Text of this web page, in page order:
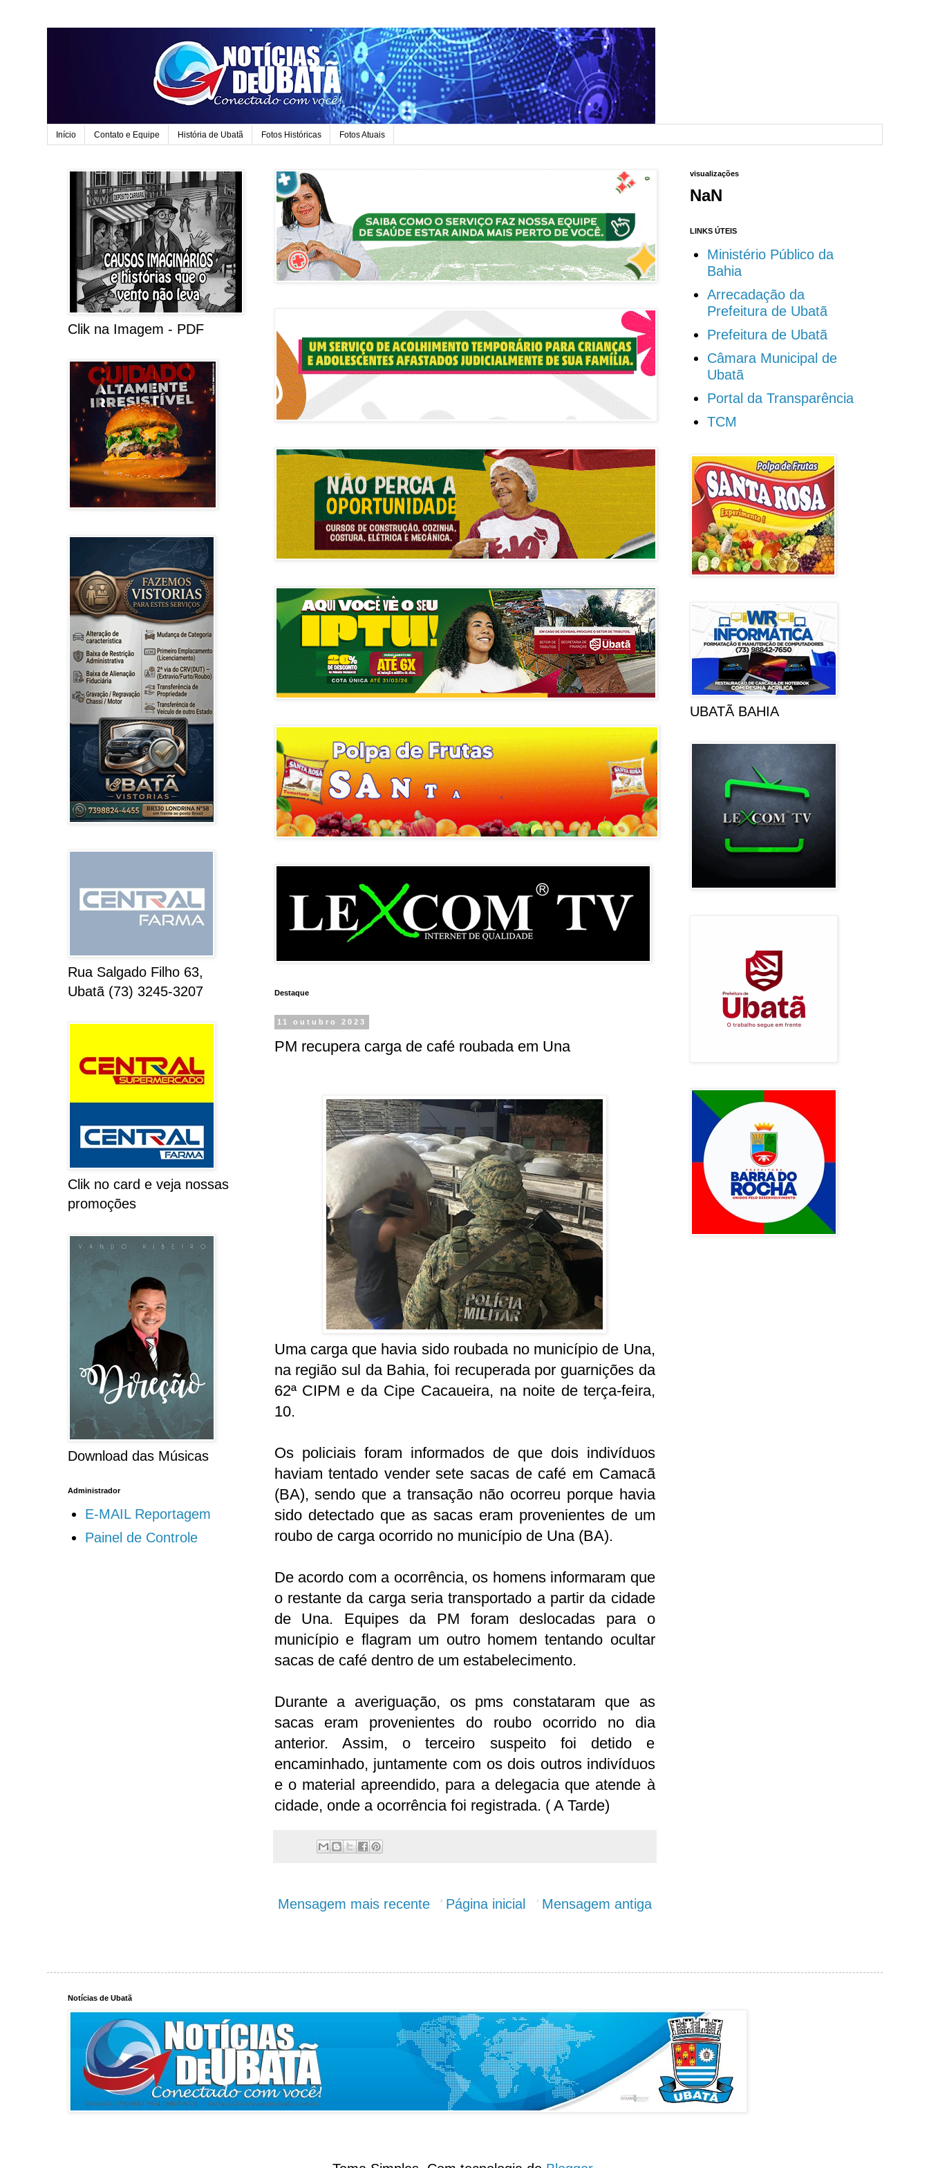
Início Contato e Equipe História de Ubatã Fotos Históricas Fotos Atuais
Destaque
11 outubro 2023
PM recupera carga de café roubada em Una
Uma carga que havia sido roubada no município de Una,
na região sul da Bahia, foi recuperada por guarnições da
62ª CIPM e da Cipe Cacaueira, na noite de terça-feira,
10.
Os policiais foram informados de que dois indivíduos
haviam tentado vender sete sacas de café em Camacã
(BA), sendo que a transação não ocorreu porque havia
sido detectado que as sacas eram provenientes de um
roubo de carga ocorrido no município de Una (BA).
De acordo com a ocorrência, os homens informaram que
o restante da carga seria transportado a partir da cidade
de Una. Equipes da PM foram deslocadas para o
município e flagram um outro homem tentando ocultar
sacas de café dentro de um estabelecimento.
Durante a averiguação, os pms constataram que as
sacas eram provenientes do roubo ocorrido no dia
anterior. Assim, o terceiro suspeito foi detido e
encaminhado, juntamente com os dois outros indivíduos
e o material apreendido, para a delegacia que atende à
cidade, onde a ocorrência foi registrada. ( A Tarde)
Mensagem mais recente Mensagem antiga
Página inicial
Clik na Imagem - PDF
Rua Salgado Filho 63,
Ubatã (73) 3245-3207
Clik no card e veja nossas
promoções
Download das Músicas
Administrador
E-MAIL Reportagem
Painel de Controle
visualizações
NaN
LINKS ÚTEIS
Ministério Público da
Bahia
Arrecadação da
Prefeitura de Ubatã
Prefeitura de Ubatã
Câmara Municipal de
Ubatã
Portal da Transparência
TCM
UBATÃ BAHIA
Notícias de Ubatã